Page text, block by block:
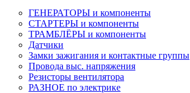
ГЕНЕРАТОРЫ и компоненты
СТАРТЕРЫ и компоненты
ТРАМБЛЁРЫ и компоненты
Датчики
Замки зажигания и контактные группы
Провода выс. напряжения
Резисторы вентилятора
РАЗНОЕ по электрике